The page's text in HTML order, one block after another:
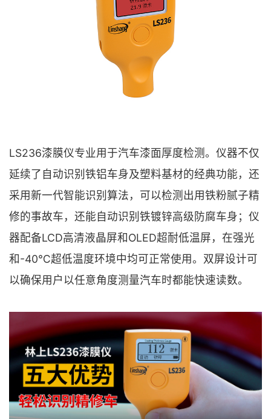
LS236漆膜仪专业用于汽车漆面厚度检测。仪器不仅
延续了自动识别铁铝车身及塑料基材的经典功能，还
采用新一代智能识别算法，可以检测出用铁粉腻子精
修的事故车，还能自动识别铁镀锌高级防腐车身；仪
器配备LCD高清液晶屏和OLED超耐低温屏，在强光
和-40℃超低温度环境中均可正常使用。双屏设计可
以确保用户以任意角度测量汽车时都能快速读数。